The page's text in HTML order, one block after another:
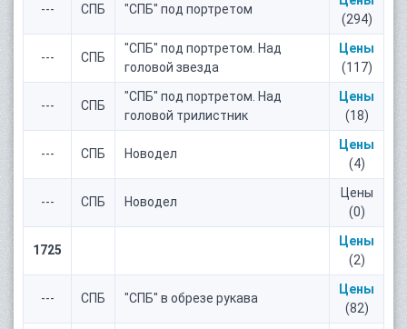
--- СПБ "СПБ" под портретом
(294)
--- СПБ
"СПБ" под портретом. Над
головой звезда
Цены
(117)
--- СПБ
"СПБ" под портретом. Над
головой трилистник
Цены
(18)
--- СПБ Новодел
Цены
(4)
--- СПБ Новодел
Цены
(0)
1725
Цены
(2)
--- СПБ "СПБ" в обрезе рукава
Цены
(82)